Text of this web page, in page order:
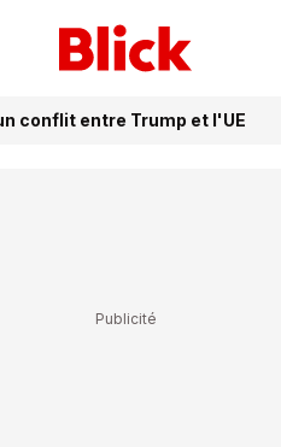
conflit entre Trump et l'UE